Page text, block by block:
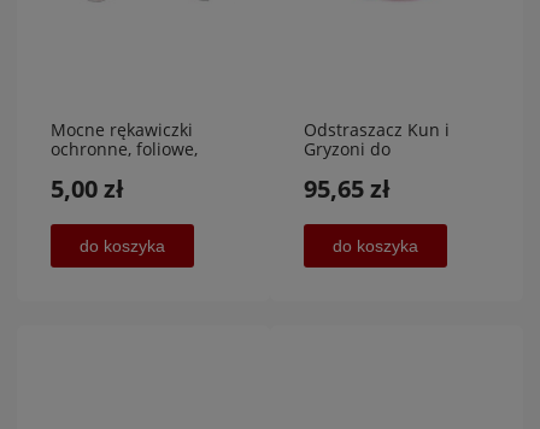
Mocne rękawiczki
ochronne, foliowe,
szt,KOMPOL
5,00 zł
do koszyka
Odstraszacz Kun i
Gryzoni do
Ultradźwięki LED 12V
95,65 zł
do koszyka